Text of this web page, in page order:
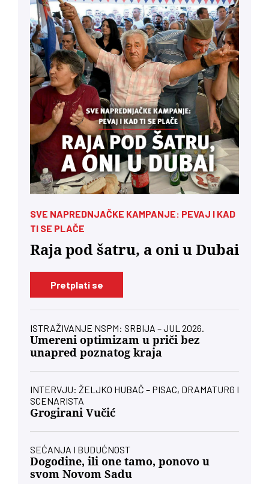
SVE NAPREDNJAČKE KAMPANJE: PEVAJ I KAD
TI SE PLAČE
Raja pod šatru, a oni u Dubai
Pretplati se
ISTRAŽIVANJE NSPM: SRBIJA – JUL 2026.
Umereni optimizam u priči bez
unapred poznatog kraja
INTERVJU: ŽELJKO HUBAČ – PISAC, DRAMATURG I
SCENARISTA
Grogirani Vučić
SEĆANJA I BUDUĆNOST
Dogodine, ili one tamo, ponovo u
svom Novom Sadu